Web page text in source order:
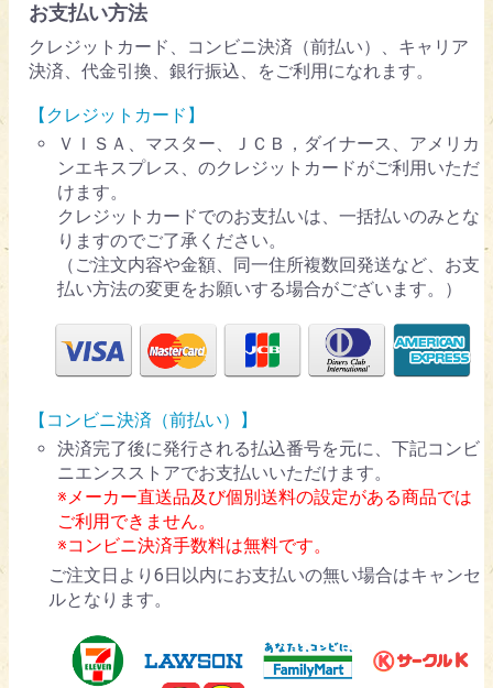
お支払い方法
クレジットカード、コンビニ決済（前払い）、キャリア
決済、代金引換、銀行振込、をご利用になれます。
【クレジットカード】
ＶＩＳＡ、マスター、ＪＣＢ，ダイナース、アメリカ
ンエキスプレス、のクレジットカードがご利用いただ
けます。
クレジットカードでのお支払いは、一括払いのみとな
りますのでご了承ください。
（ご注文内容や金額、同一住所複数回発送など、お支
払い方法の変更をお願いする場合がございます。）
【コンビニ決済（前払い）】
決済完了後に発行される払込番号を元に、下記コンビ
ニエンスストアでお支払いいただけます。
※メーカー直送品及び個別送料の設定がある商品では
ご利用できません。
※コンビニ決済手数料は無料です。
ご注文日より6日以内にお支払いの無い場合はキャンセ
ルとなります。